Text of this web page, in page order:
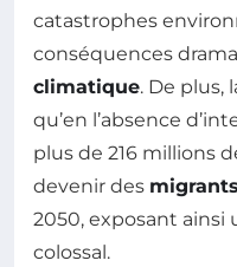
catastrophes
conséquences
climatique. De plus,
qu’en l’absence
plus de 216 millions
devenir des
2050, exposant
colossal.